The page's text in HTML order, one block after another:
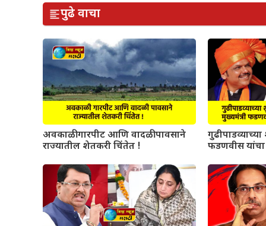
पुढे वाचा
अवकाळी गारपीट आणि वादळी पावसाने
राज्यातील शेतकरी चिंतेत !
फडणवीस